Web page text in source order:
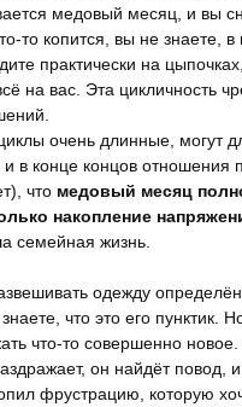
медовый месяц, и вы
то копится, вы не знаете, в
практически на
на вас. Эта цикличность
очень длинные, могут
в конце концов отношения
что медовый месяц
накопление
семейная жизнь.
одежду
что это его пунктик.
что-то совершенно
он найдёт повод,
фрустрацию, которую